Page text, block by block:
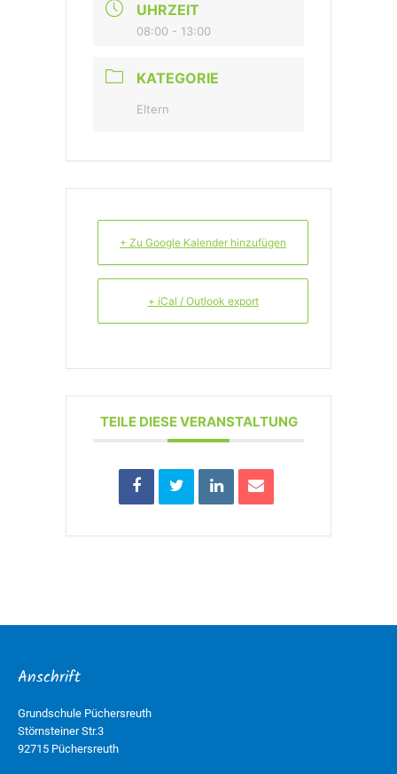
UHRZEIT
08:00 - 13:00
KATEGORIE
Eltern
+ Zu Google Kalender hinzufügen
+ iCal / Outlook export
TEILE DIESE VERANSTALTUNG
Anschrift
Grundschule Püchersreuth
Störnsteiner Str.3
92715 Püchersreuth